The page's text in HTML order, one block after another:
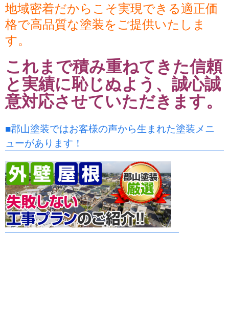
地域密着だからこそ実現できる適正価
格で高品質な塗装をご提供いたしま
す。
これまで積み重ねてきた信頼
と実績に恥じぬよう、誠心誠
意対応させていただきます。
■郡山塗装ではお客様の声から生まれた塗装メニ
ューがあります！